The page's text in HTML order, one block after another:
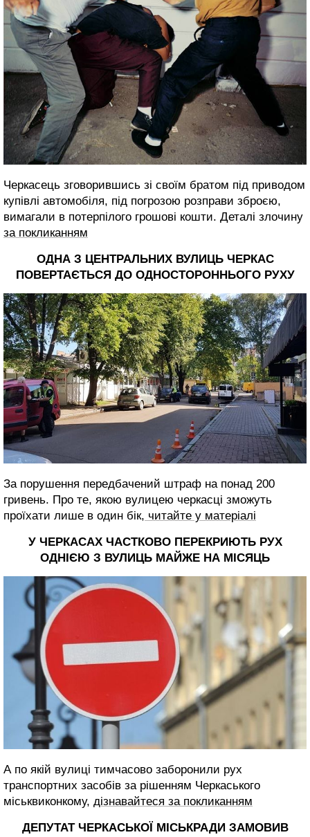
Черкасець зговорившись зі своїм братом під приводом
купівлі автомобіля, під погрозою розправи зброєю,
вимагали в потерпілого грошові кошти. Деталі злочину
за покликанням
ОДНА З ЦЕНТРАЛЬНИХ ВУЛИЦЬ ЧЕРКАС
ПОВЕРТАЄТЬСЯ ДО ОДНОСТОРОННЬОГО РУХУ
За порушення передбачений штраф на понад 200
гривень. Про те, якою вулицею черкасці зможуть
проїхати лише в один бік, читайте у матеріалі
У ЧЕРКАСАХ ЧАСТКОВО ПЕРЕКРИЮТЬ РУХ
ОДНІЄЮ З ВУЛИЦЬ МАЙЖЕ НА МІСЯЦЬ
А по якій вулиці тимчасово заборонили рух
транспортних засобів за рішенням Черкаського
міськвиконкому, дізнавайтеся за покликанням
ДЕПУТАТ ЧЕРКАСЬКОЇ МІСЬКРАДИ ЗАМОВИВ